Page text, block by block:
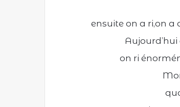
ensuite on a ri,on a
on ri